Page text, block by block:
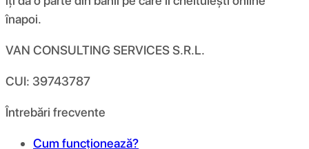
înapoi.
VAN CONSULTING SERVICES S.R.L.
CUI: 39743787
Întrebări frecvente
Cum funcționează?